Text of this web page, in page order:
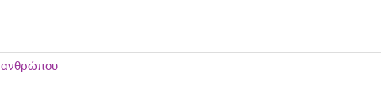
ανθρώπου